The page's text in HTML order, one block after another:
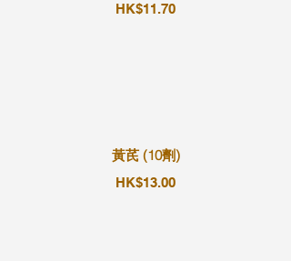
HK$11.70
黃芪 (10劑)
HK$13.00